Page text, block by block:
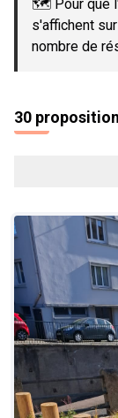
🗺️ Pour que
s'affichent
nombre de
30